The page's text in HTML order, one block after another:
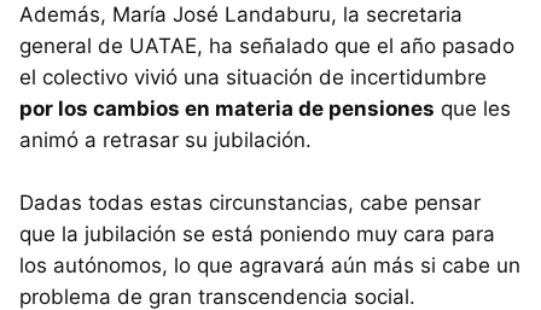
Además, María José Landaburu, la secretaria
general de UATAE, ha señalado que el año pasado
el colectivo vivió una situación de incertidumbre
por los cambios en materia de pensiones que les
animó a retrasar su jubilación.
Dadas todas estas circunstancias, cabe pensar
que la jubilación se está poniendo muy cara para
los autónomos, lo que agravará aún más si cabe un
problema de gran transcendencia social.